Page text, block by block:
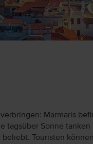
Marmaris
Sonne
Touristen